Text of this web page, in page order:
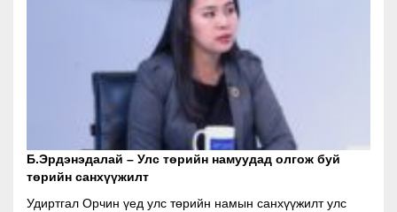
Б.Эрдэнэдалай – Улс төрийн намуудад олгож буй
төрийн санхүүжилт
Удиртгал Орчин үед улс төрийн намын санхүүжилт улс